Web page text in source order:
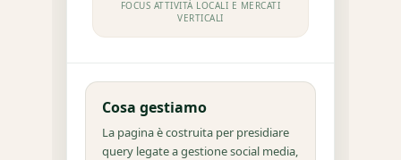
FOCUS ATTIVITÀ LOCALI E MERCATI
VERTICALI
Cosa gestiamo
La pagina è costruita per presidiare
query legate a gestione social media,